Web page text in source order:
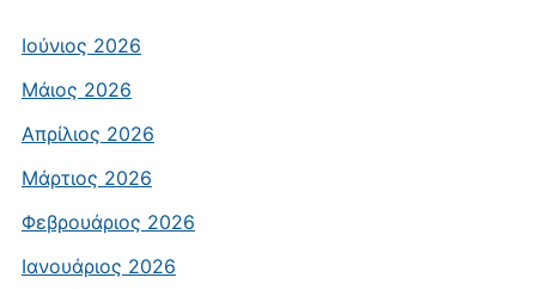
Ιούνιος 2026
Μάιος 2026
Απρίλιος 2026
Μάρτιος 2026
Φεβρουάριος 2026
Ιανουάριος 2026